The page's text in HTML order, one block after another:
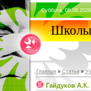
Суббота,
Школы
Главная » Статьи »
Гайдуков А.К.